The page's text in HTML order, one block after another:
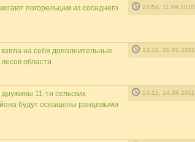
погорельцам из соседнего
22:54, 11.09.2010
на себя дополнительные
области
13:16, 31.01.2011
11-ти сельских
будут оснащены ранцевыми
13:15, 14.04.2011